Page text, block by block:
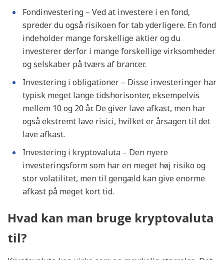
Fondinvestering – Ved at investere i en fond,
spreder du også risikoen for tab yderligere. En fond
indeholder mange forskellige aktier og du
investerer derfor i mange forskellige virksomheder
og selskaber på tværs af brancer.
Investering i obligationer – Disse investeringer har
typisk meget lange tidshorisonter, eksempelvis
mellem 10 og 20 år. De giver lave afkast, men har
også ekstremt lave risici, hvilket er årsagen til det
lave afkast.
Investering i kryptovaluta – Den nyere
investeringsform som har en meget høj risiko og
stor volatilitet, men til gengæld kan give enorme
afkast på meget kort tid.
Hvad kan man bruge kryptovaluta
til?